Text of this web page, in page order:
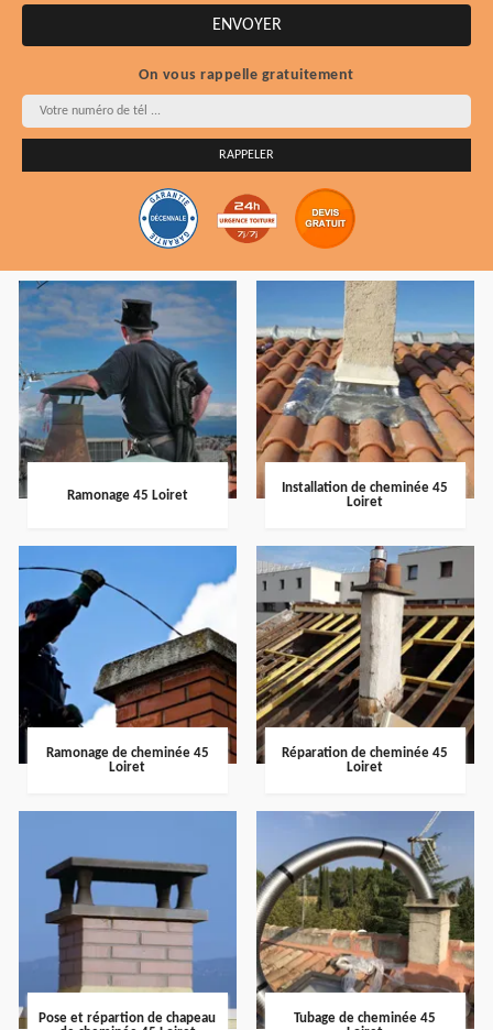
On vous rappelle gratuitement
Ramonage 45 Loiret
Installation de cheminée 45
Loiret
Ramonage de cheminée 45
Loiret
Réparation de cheminée 45
Loiret
Pose et répartion de chapeau
Tubage de cheminée 45